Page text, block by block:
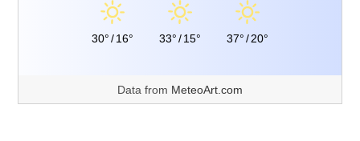
30°/16° 33°/15° 37°/20°
Data from MeteoArt.com